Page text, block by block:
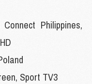
Philippines,
Sport TV3